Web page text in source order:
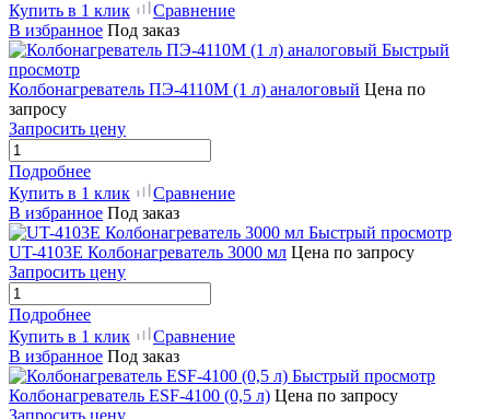
Купить в 1 клик
Сравнение
В избранное Под заказ
Быстрый
просмотр
Колбонагреватель ПЭ-4110М (1 л) аналоговый Цена по
запросу
Запросить цену
Подробнее
Купить в 1 клик
Сравнение
В избранное Под заказ
Быстрый просмотр
UT-4103E Колбонагреватель 3000 мл Цена по запросу
Запросить цену
Подробнее
Купить в 1 клик
Сравнение
В избранное Под заказ
Быстрый просмотр
Колбонагреватель ESF-4100 (0,5 л) Цена по запросу